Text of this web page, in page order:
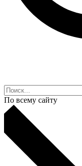
По всему сайту